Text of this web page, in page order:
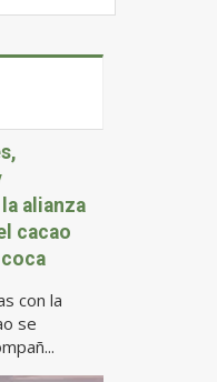
alianza
cacao
con la
se